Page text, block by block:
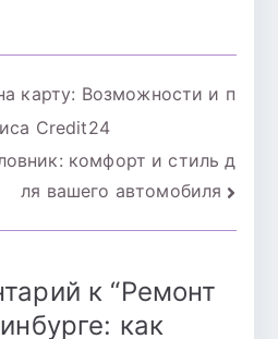
карту: Возможности и п
Credit24
комфорт и стиль д
ля вашего автомобиля
к “Ремонт
как